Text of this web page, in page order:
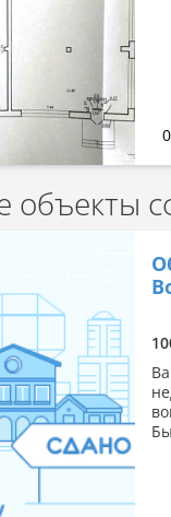
объекты